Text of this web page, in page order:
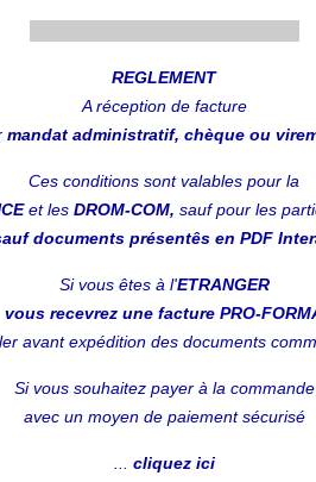
REGLEMENT
A réception de facture
mandat administratif, chèque ou
Ces conditions sont valables pour la
et les DROM-COM, sauf pour les
documents présentês en PDF
Si vous êtes à l'ETRANGER
vous recevrez une facture PRO-
avant expédition des documents
Si vous souhaitez payer à la commande
avec un moyen de paiement sécurisé
cliquez ici